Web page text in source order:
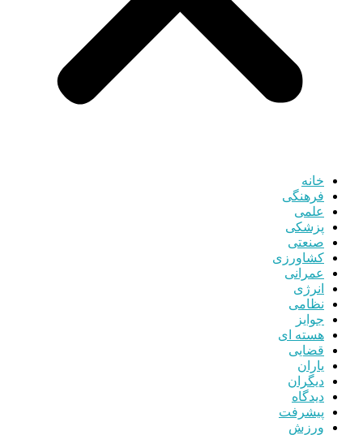
خانه
فرهنگی
علمی
پزشکی
صنعتی
کشاورزی
عمرانی
انرژی
نظامی
جوایز
هسته ای
قضایی
یاران
دیگران
دیدگاه
پیشرفت
ورزش